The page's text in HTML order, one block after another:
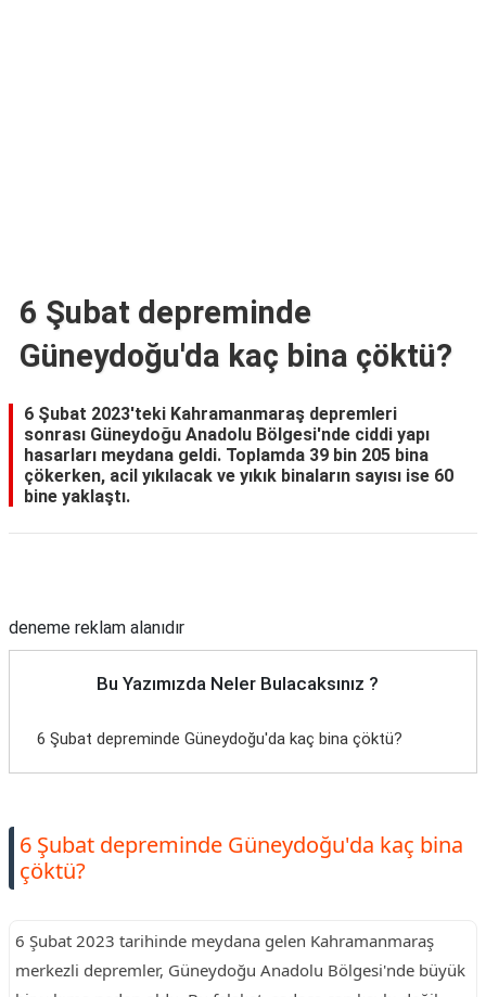
6 Şubat depreminde
Güneydoğu'da kaç bina çöktü?
6 Şubat 2023'teki Kahramanmaraş depremleri
sonrası Güneydoğu Anadolu Bölgesi'nde ciddi yapı
hasarları meydana geldi. Toplamda 39 bin 205 bina
çökerken, acil yıkılacak ve yıkık binaların sayısı ise 60
bine yaklaştı.
deneme reklam alanıdır
Bu Yazımızda Neler Bulacaksınız ?
6 Şubat depreminde Güneydoğu'da kaç bina çöktü?
6 Şubat depreminde Güneydoğu'da kaç bina
çöktü?
6 Şubat 2023 tarihinde meydana gelen Kahramanmaraş
merkezli depremler, Güneydoğu Anadolu Bölgesi'nde büyük